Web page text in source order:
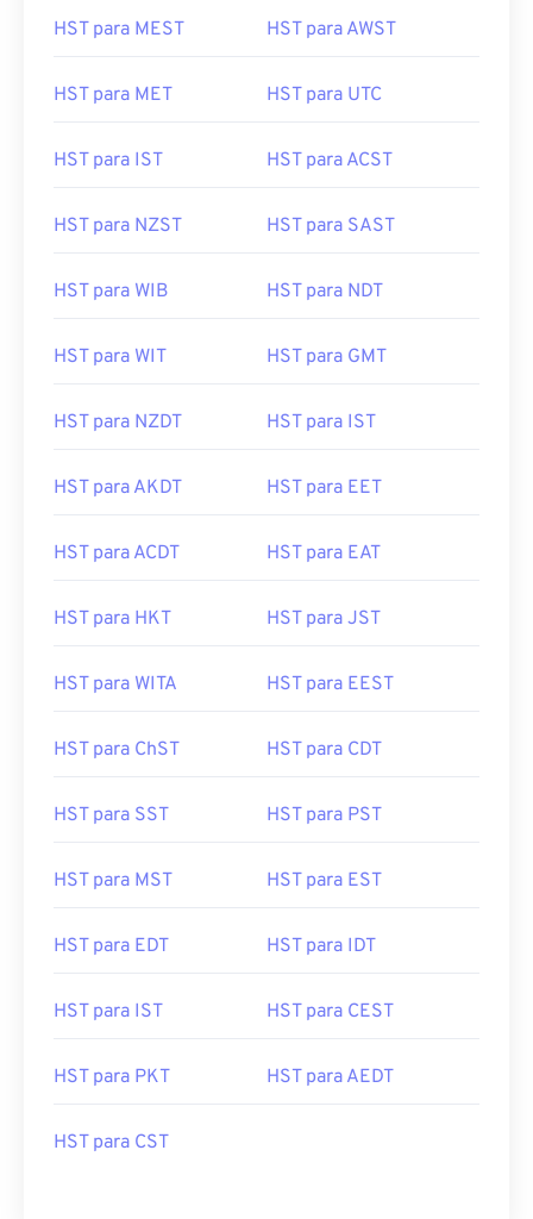
HST para MEST HST para AWST
HST para MET HST para UTC
HST para IST HST para ACST
HST para NZST HST para SAST
HST para WIB HST para NDT
HST para WIT HST para GMT
HST para NZDT HST para IST
HST para AKDT HST para EET
HST para ACDT HST para EAT
HST para HKT HST para JST
HST para WITA HST para EEST
HST para ChST HST para CDT
HST para SST HST para PST
HST para MST HST para EST
HST para EDT HST para IDT
HST para IST HST para CEST
HST para PKT HST para AEDT
HST para CST